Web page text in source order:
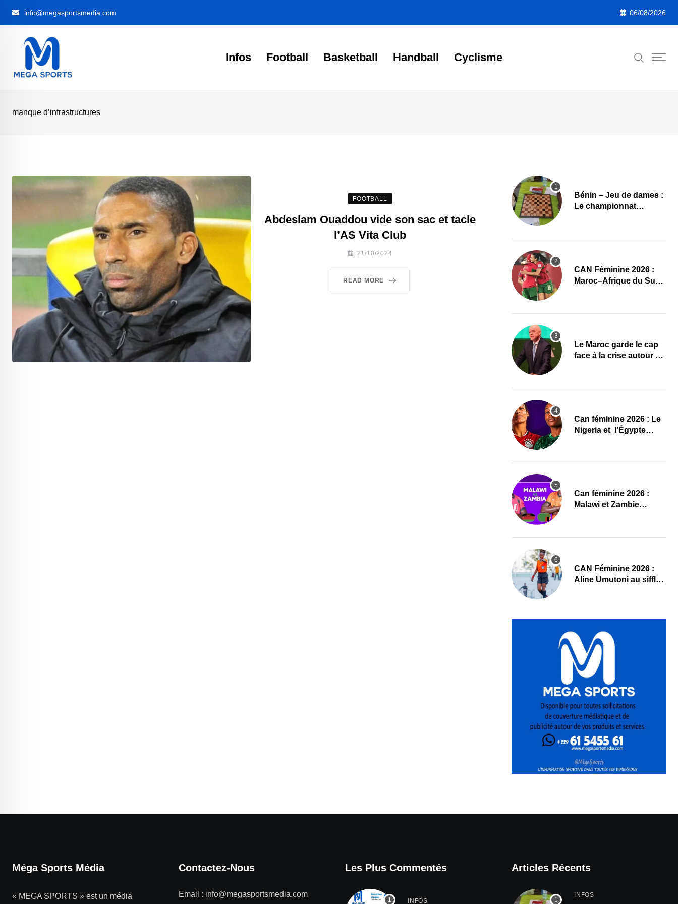
info@megasportsmedia.com 06/08/2026
Infos Football Basketball Handball Cyclisme
manque d’infrastructures
FOOTBALL
Abdeslam Ouaddou vide son sac et tacle
l’AS Vita Club
21/10/2024
READ MORE
Bénin – Jeu de dames :
Le championnat
conquête du sacre
CAN Féminine 2026 :
Maroc–Afrique du Sud,
Le Maroc garde le cap
face à la crise autour de
‎Can féminine 2026 : Le
Nigeria et l’Égypte
‎Can féminine 2026 :
Malawi et Zambie
‎CAN Féminine 2026 :
Aline Umutoni au sifflet
Méga Sports Média
« MEGA SPORTS » est un média
Contactez-Nous
Email : info@megasportsmedia.com
Les Plus Commentés
INFOS
Articles Récents
INFOS